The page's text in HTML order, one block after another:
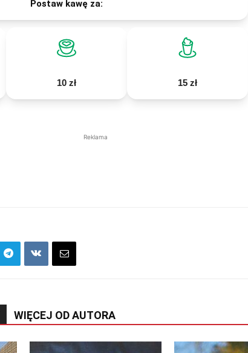
Postaw kawę za:
10 zł 15 zł
Reklama
WIĘCEJ OD AUTORA